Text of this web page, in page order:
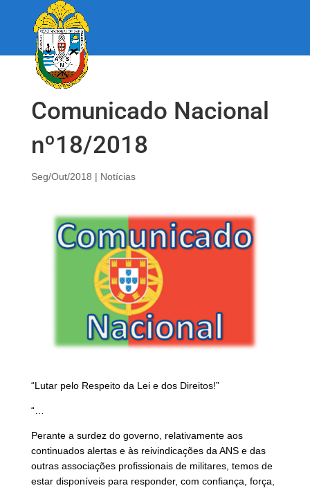
Comunicado Nacional
nº18/2018
Seg/Out/2018 | Notícias
“Lutar pelo Respeito da Lei e dos Direitos!”
“…
Perante a surdez do governo, relativamente aos
continuados alertas e às reivindicações da ANS e das
outras associações profissionais de militares, temos de
estar disponíveis para responder, com confiança, força,